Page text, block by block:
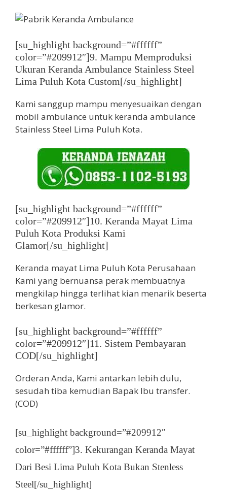
[su_highlight background=”#ffffff”
color=”#209912″]9. Mampu Memproduksi
Ukuran Keranda Ambulance Stainless Steel
Lima Puluh Kota Custom[/su_highlight]
Kami sanggup mampu menyesuaikan dengan
mobil ambulance untuk keranda ambulance
Stainless Steel Lima Puluh Kota.
[su_highlight background=”#ffffff”
color=”#209912″]10. Keranda Mayat Lima
Puluh Kota Produksi Kami
Glamor[/su_highlight]
Keranda mayat Lima Puluh Kota Perusahaan
Kami yang bernuansa perak membuatnya
mengkilap hingga terlihat kian menarik beserta
berkesan glamor.
[su_highlight background=”#ffffff”
color=”#209912″]11. Sistem Pembayaran
COD[/su_highlight]
Orderan Anda, Kami antarkan lebih dulu,
sesudah tiba kemudian Bapak Ibu transfer.
(COD)
[su_highlight background=”#209912″
color=”#ffffff”]3. Kekurangan Keranda Mayat
Dari Besi Lima Puluh Kota Bukan Stenless
Steel[/su_highlight]